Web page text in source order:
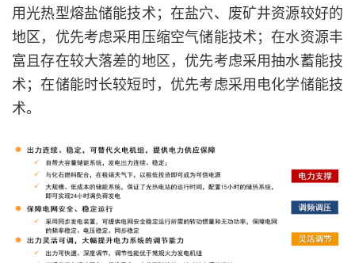
用光热型熔盐储能技术；在盐穴、废矿井资源较好的
地区，优先考虑采用压缩空气储能技术；在水资源丰
富且存在较大落差的地区，优先考虑采用抽水蓄能技
术；在储能时长较短时，优先考虑采用电化学储能技
术。